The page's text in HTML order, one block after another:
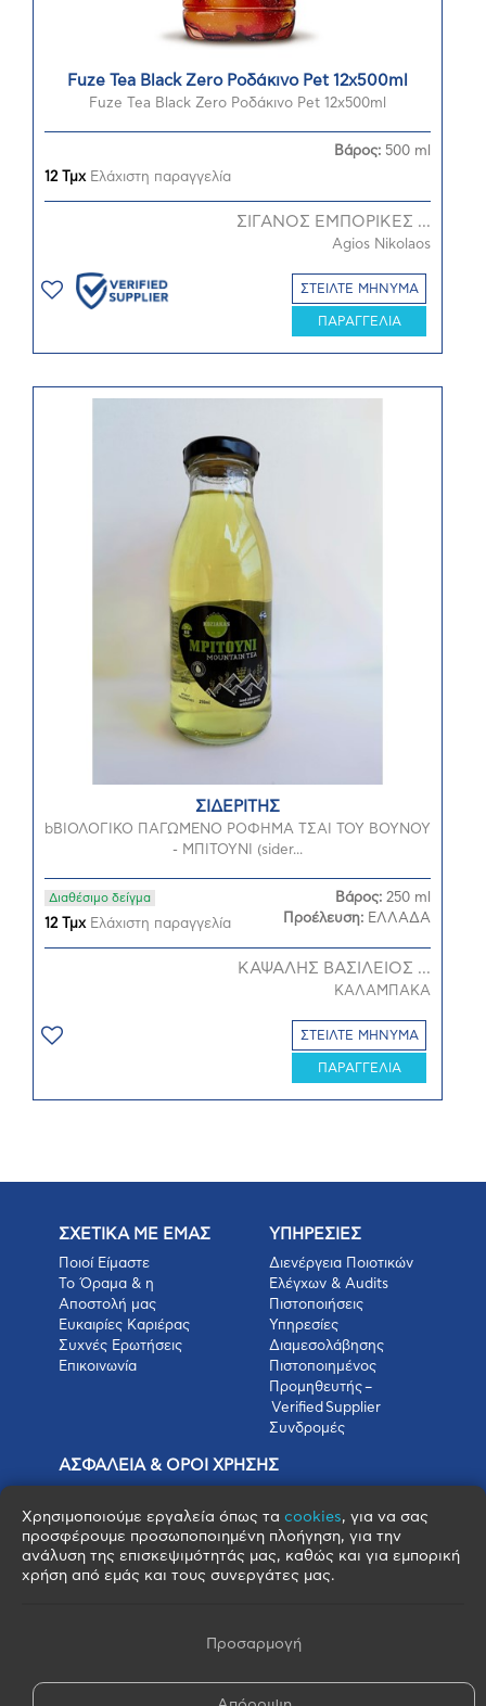
Fuze Tea Black Zero Ροδάκινο Pet 12x500ml
Fuze Tea Black Zero Ροδάκινο Pet 12x500ml
12 ΤμχΕλάχιστη παραγγελία
Βάρος: 500 ml
ΣΙΓΑΝΟΣ ΕΜΠΟΡΙΚΕΣ ...
Agios Nikolaos
ΣΤΕΙΛΤΕ ΜΗΝΥΜΑ
ΠΑΡΑΓΓΕΛΙΑ
ΣΙΔΕΡΙΤΗΣ
bΒΙΟΛΟΓΙΚΟ ΠΑΓΩΜΕΝΟ ΡΟΦΗΜΑ ΤΣΑΙ ΤΟΥ ΒΟΥΝΟΥ
- ΜΠΙΤΟΥΝΙ (sider...
Διαθέσιμο δείγμα
12 ΤμχΕλάχιστη παραγγελία
Βάρος: 250 ml
Προέλευση: ΕΛΛΑΔΑ
ΚΑΨΑΛΗΣ ΒΑΣΙΛΕΙΟΣ ...
ΚΑΛΑΜΠΑΚΑ
ΣΤΕΙΛΤΕ ΜΗΝΥΜΑ
ΠΑΡΑΓΓΕΛΙΑ
ΣΧΕΤΙΚΑ ΜΕ ΕΜΑΣ
Ποιοί Είμαστε
Το Όραμα & η
Αποστολή μας
Ευκαιρίες Καριέρας
Συχνές Ερωτήσεις
Επικοινωνία
ΥΠΗΡΕΣΙΕΣ
Διενέργεια Ποιοτικών
Ελέγχων & Audits
Πιστοποιήσεις
Υπηρεσίες
Διαμεσολάβησης
Πιστοποιημένος
Προμηθευτής –
Verified Supplier
Συνδρομές
ΑΣΦΑΛΕΙΑ & ΟΡΟΙ ΧΡΗΣΗΣ
Όροι Χρήσης
Όροι Πώλησης
Όροι Αγοράς
Πολιτική Cookies
Χρησιμοποιούμε εργαλεία όπως τα cookies, για να σας
προσφέρουμε προσωποποιημένη πλοήγηση, για την
ανάλυση της επισκεψιμότητάς μας, καθώς και για εμπορική
χρήση από εμάς και τους συνεργάτες μας.
Προσαρμογή